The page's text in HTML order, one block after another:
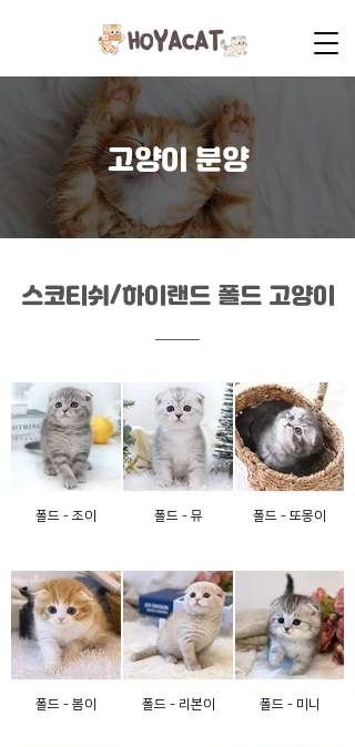
고양이 분양
스코티쉬/하이랜드 폴드 고양이
폴드 - 조이 폴드 - 뮤 폴드 - 또몽이
폴드 - 봄이 폴드 - 리본이 폴드 - 미니